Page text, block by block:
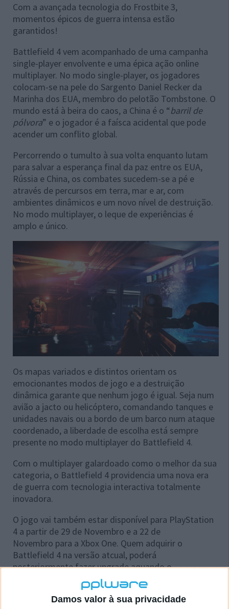
Damos valor à sua privacidade
Com a avançada tecnologia do Frostbite 3,
momentos épicos de guerra intensa estão
garantidos!
Battlefield 4 vem acompanhado de uma campanha
single-player envolvente e uma épica ação online
multiplayer. No modo single-player, os jogadores
colocam-se na pele do Sargento Daniel Recker da
Marinha dos EUA, membro do pelotão Tombstone. O
mundo está à beira do caos, a China é o “barril de
pólvora” e o jogador é a faísca acidental que pode
acender um conflito global.
Percorrendo o tumulto à sua volta enquanto lutam
para salvar a esperança final da paz entre os EUA,
Rússia e China, os combates sucedem-se a pé e
através de percursos em terra, mar e ar, com
ambientes dinâmicos e um novo nível de destruição.
No modo multiplayer, o leque de experiências é
amplo e único.
Os mapas variados e distintos orientam os
emocionantes modos de jogo e a destruição
dinâmica garante que nenhum jogo é igual. Seja num
avião a jacto ou helicóptero, comandando tanques e
unidades navais ou a bordo de um barco num ataque
coordenado, a liberdade de escolha está sempre
presente no modo multiplayer do Battlefield 4.
Com o multiplayer galardoado como o melhor da sua
categoria, o Battlefield 4 providencia uma nova era
de guerra com tecnologia interactiva totalmente
inovadora.
O jogo vai também estar disponível para PlayStation
4 a partir de 29 de Novembro e a 22 de
Novembro para a Xbox One. Quem adquirir o
Battlefield 4 na versão atcual, poderá
posteriormente fazer upgrade aquando o
lançamento das consolas de nova geração. Os
jogadores vão poder também transferir as suas
definições multiplayer.